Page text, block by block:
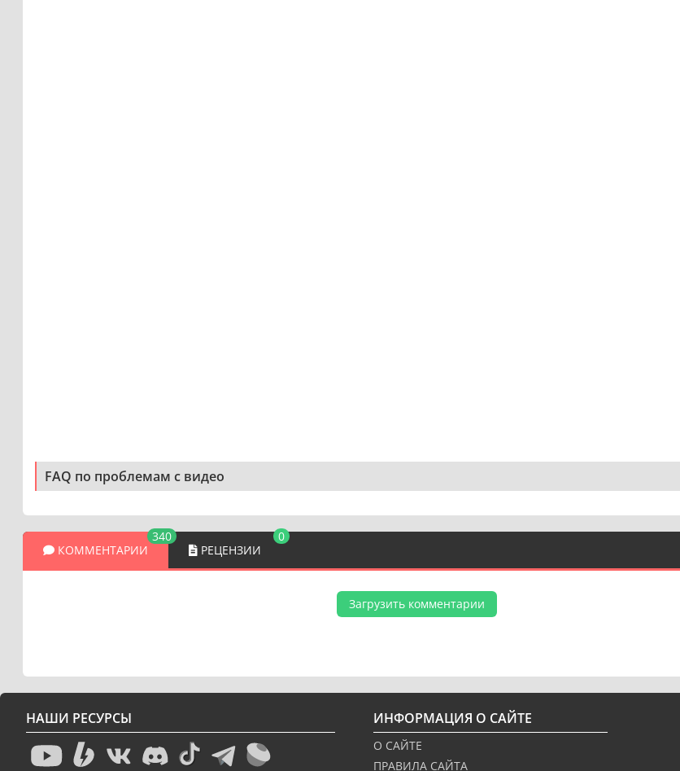
FAQ по проблемам с видео
КОММЕНТАРИИ
340
РЕЦЕНЗИИ
0
Загрузить комментарии
НАШИ РЕСУРСЫ ИНФОРМАЦИЯ О САЙТЕ
О САЙТЕ
ПРАВИЛА САЙТА